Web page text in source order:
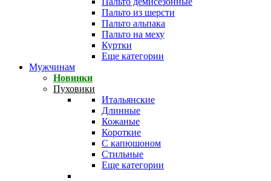
Пальто из шерсти
Пальто альпака
Пальто на меху
Куртки
Еще категории
Мужчинам
Новинки
Пуховики
Итальянские
Длинные
Кожаные
Короткие
С капюшоном
Стильные
Еще категории